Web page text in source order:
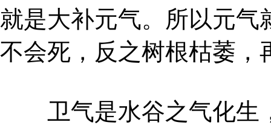
就是大补元气。所以元气
不会死，反之树根枯萎，
卫气是水谷之气化生